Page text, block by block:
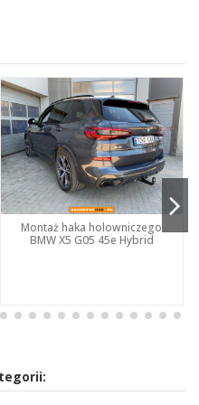
Montaż haka holowniczego
BMW X5 G05 45e Hybrid